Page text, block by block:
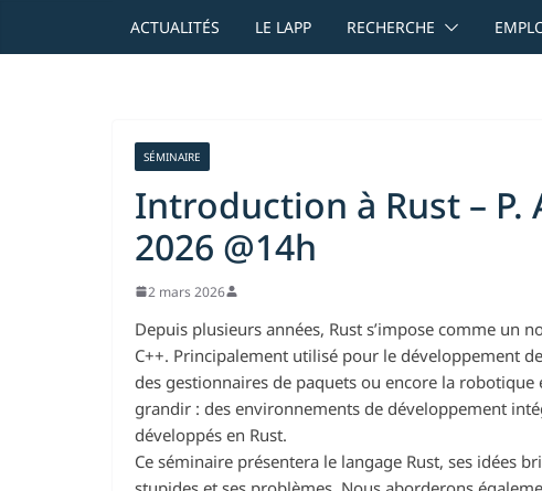
ACTUALITÉS LE LAPP RECHERCHE
SÉMINAIRE
Introduction à Rust – P.
2026 @14h
2 mars 2026
Depuis plusieurs années, Rust s’impose comme un
C++. Principalement utilisé pour le développement
des gestionnaires de paquets ou encore la robotique
grandir : des environnements de développement
développés en Rust.
Ce séminaire présentera le langage Rust, ses idées